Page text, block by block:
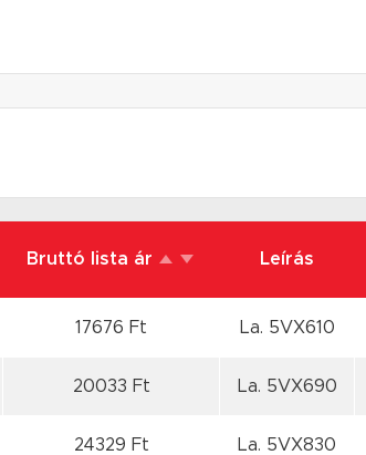
Bruttó lista ár Leírás
17676 Ft La. 5VX610
20033 Ft La. 5VX690
24329 Ft La. 5VX830